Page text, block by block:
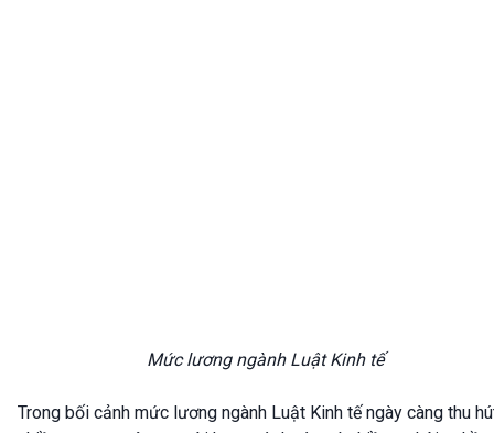
Mức lương ngành Luật Kinh tế
Trong bối cảnh mức lương ngành Luật Kinh tế ngày càng thu